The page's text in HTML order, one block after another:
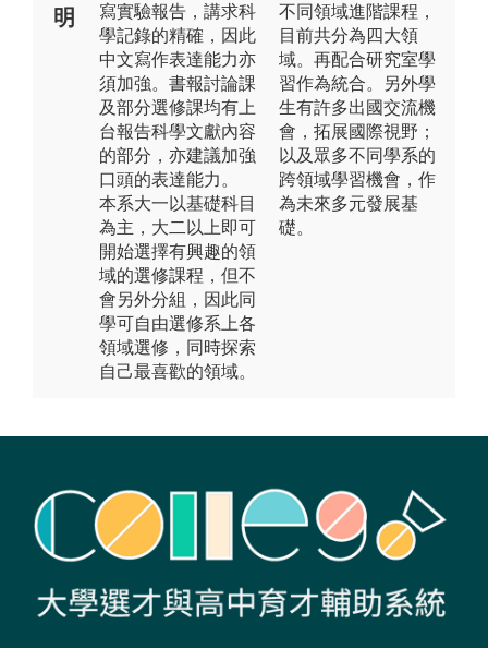
明
寫實驗報告，講求科
學記錄的精確，因此
中文寫作表達能力亦
須加強。書報討論課
及部分選修課均有上
台報告科學文獻內容
的部分，亦建議加強
口頭的表達能力。
本系大一以基礎科目
為主，大二以上即可
開始選擇有興趣的領
域的選修課程，但不
會另外分組，因此同
學可自由選修系上各
領域選修，同時探索
自己最喜歡的領域。
不同領域進階課程，
目前共分為四大領
域。再配合研究室學
習作為統合。另外學
生有許多出國交流機
會，拓展國際視野；
以及眾多不同學系的
跨領域學習機會，作
為未來多元發展基
礎。